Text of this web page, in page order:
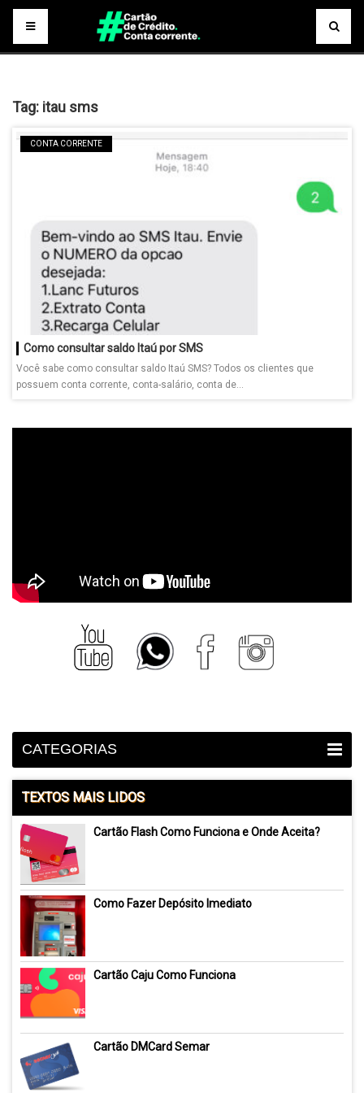
Tag: itau sms
CONTA CORRENTE
Como consultar saldo Itaú por SMS
Você sabe como consultar saldo Itaú SMS? Todos os clientes que
possuem conta corrente, conta-salário, conta de...
CATEGORIAS
TEXTOS MAIS LIDOS
Cartão Flash Como Funciona e Onde Aceita?
Como Fazer Depósito Imediato
Cartão Caju Como Funciona
Cartão DMCard Semar